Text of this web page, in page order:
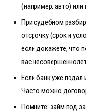
(например, авто) или
При судебном
отсрочку (срок и
если докажете, что
вас
Если банк уже подал
Часто можно
Помните: займ под